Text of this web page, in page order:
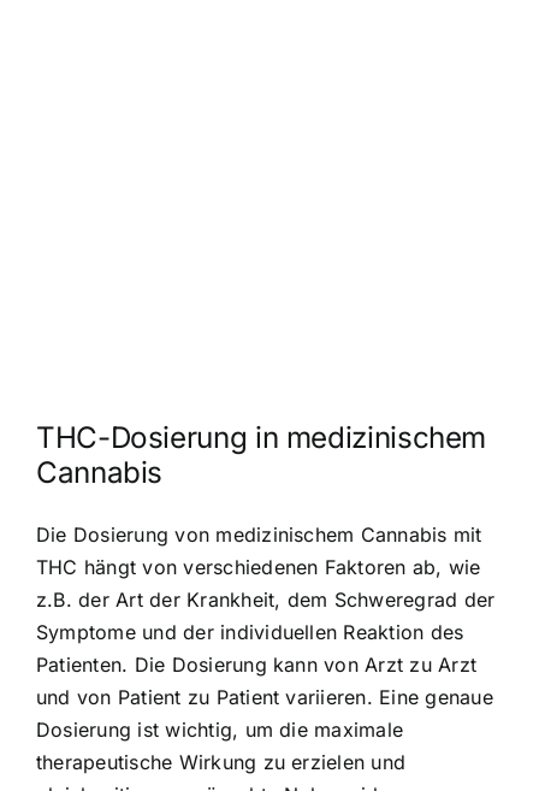
THC-Dosierung in medizinischem
Cannabis
Die Dosierung von medizinischem Cannabis mit
THC hängt von verschiedenen Faktoren ab, wie
z.B. der Art der Krankheit, dem Schweregrad der
Symptome und der individuellen Reaktion des
Patienten. Die Dosierung kann von Arzt zu Arzt
und von Patient zu Patient variieren. Eine genaue
Dosierung ist wichtig, um die maximale
therapeutische Wirkung zu erzielen und